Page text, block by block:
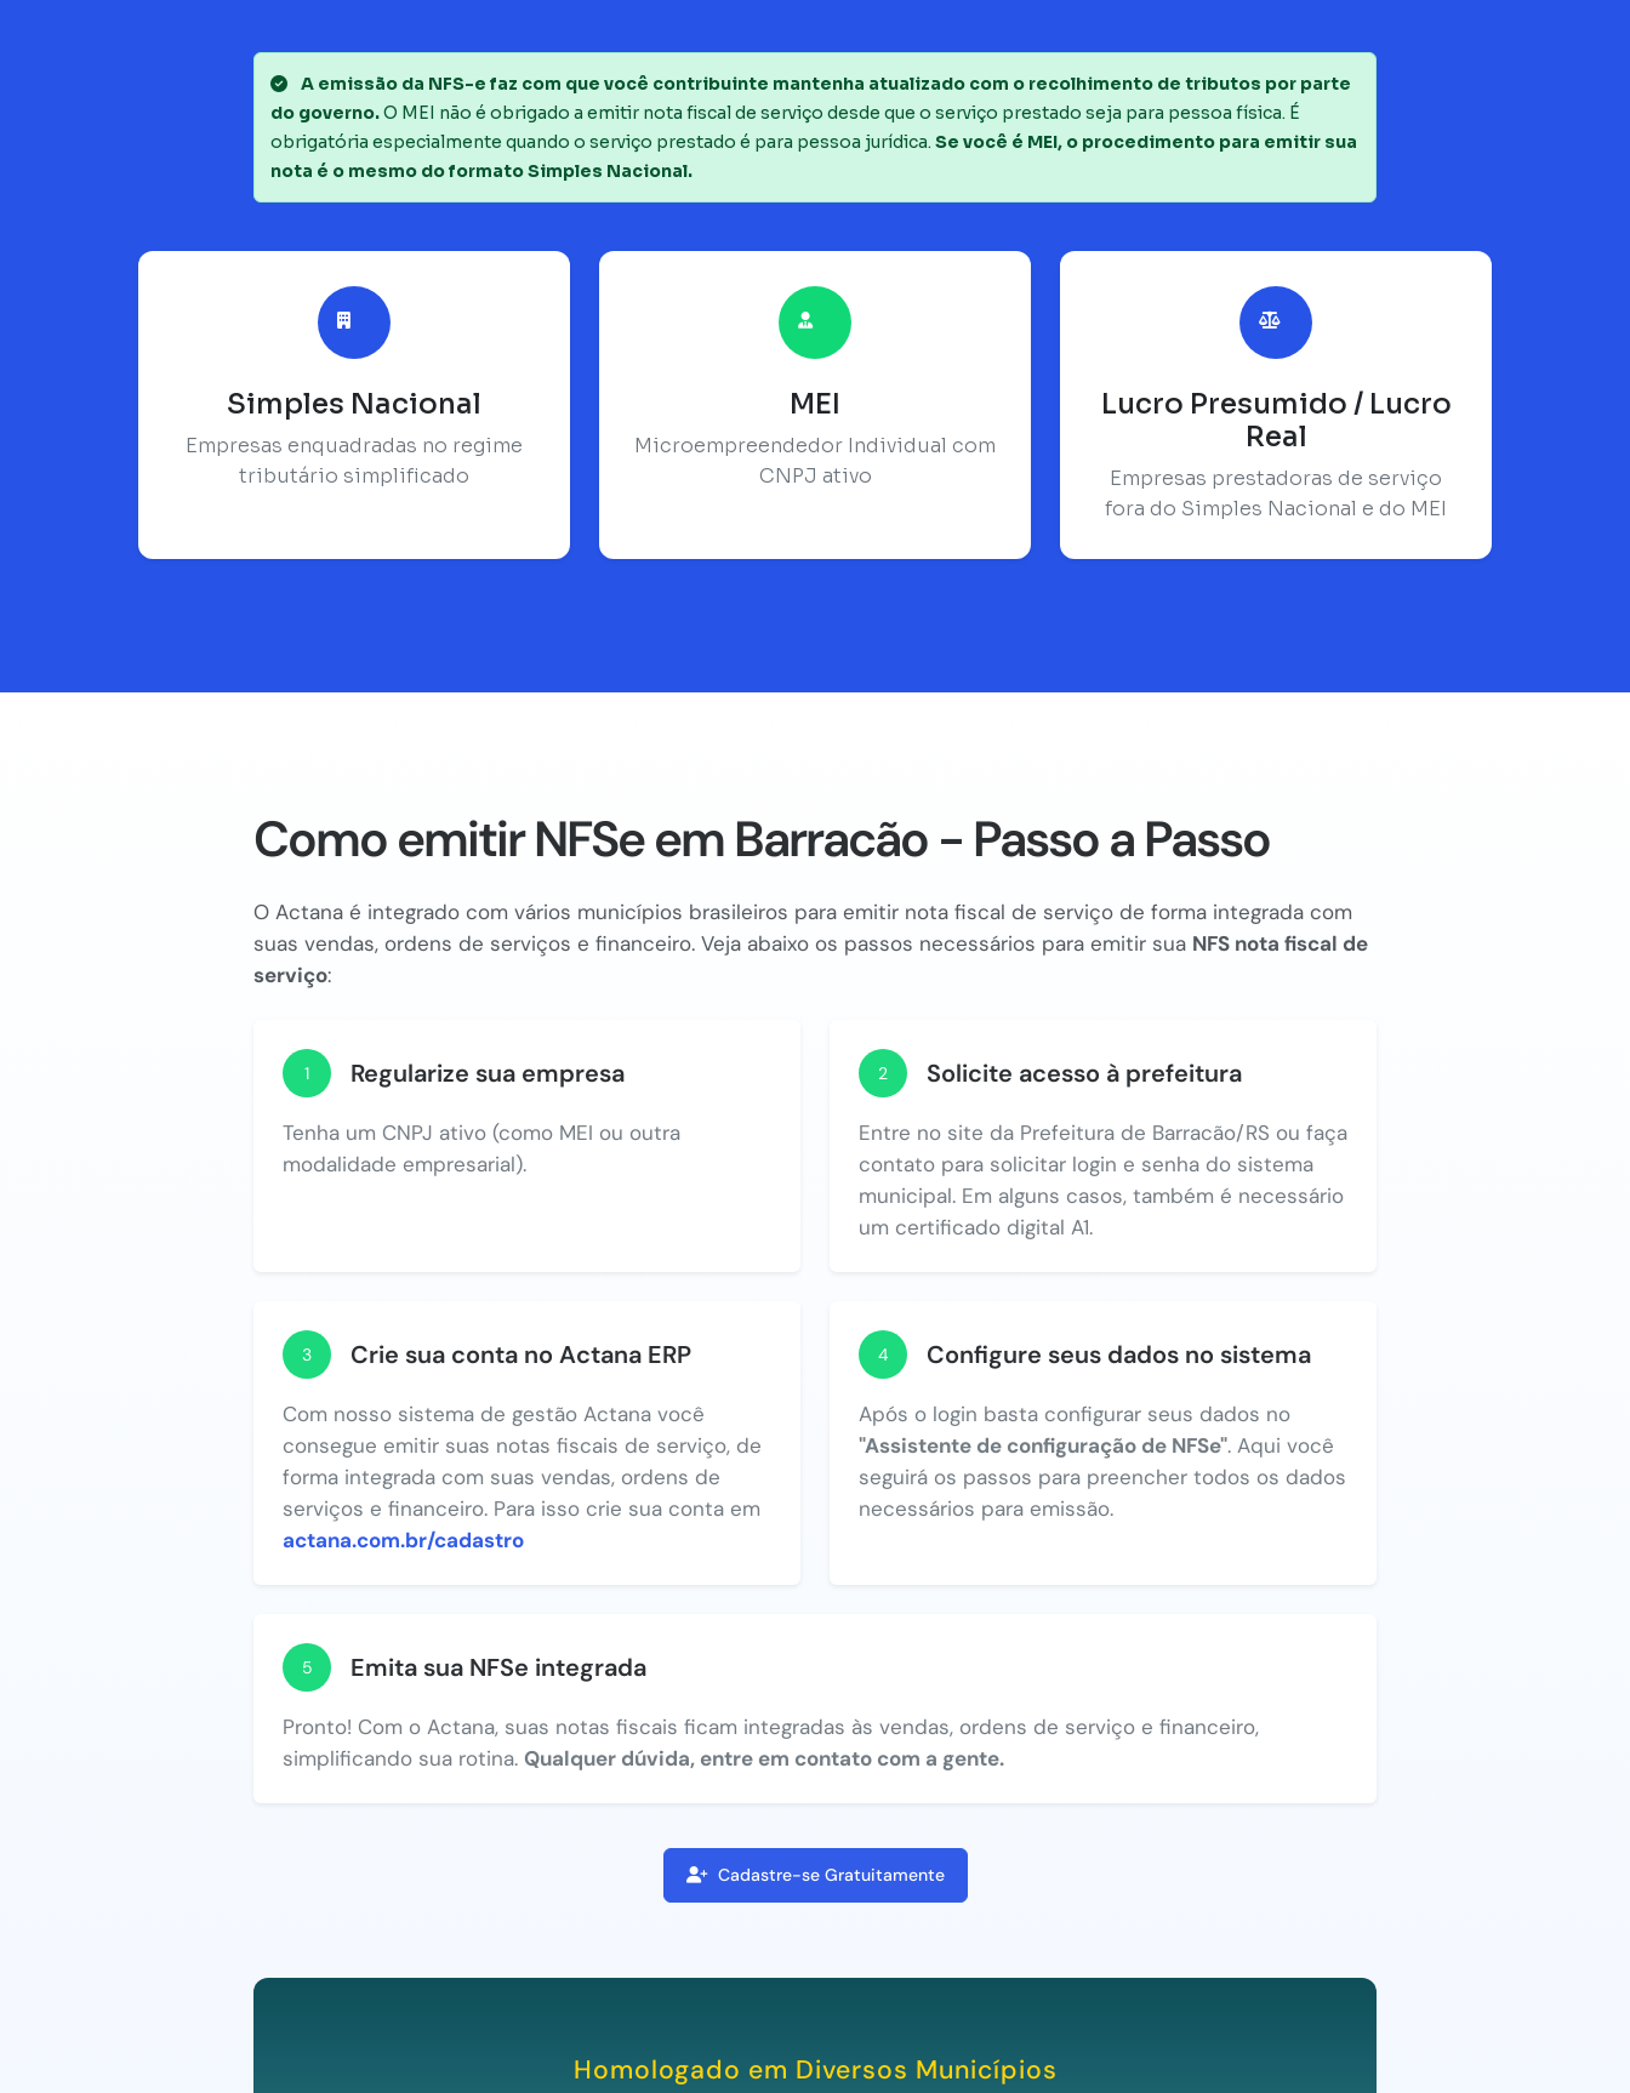
A emissão da NFS-e faz com que você contribuinte mantenha atualizado com o recolhimento de tributos por parte
do governo.O MEI não é obrigado a emitir nota fiscal de serviço desde que o serviço prestado seja para pessoa física. É
obrigatória especialmente quando o serviço prestado é para pessoa jurídica. Se você é MEI, o procedimento para emitir sua
nota é o mesmo do formato Simples Nacional.
Simples Nacional
Empresas enquadradas no regime
tributário simplificado
MEI
Microempreendedor Individual com
CNPJ ativo
Lucro Presumido / Lucro
Real
Empresas prestadoras de serviço
fora do Simples Nacional e do MEI
Como emitir NFSe em Barracão - Passo a Passo
O Actana é integrado com vários municípios brasileiros para emitir nota fiscal de serviço de forma integrada com
suas vendas, ordens de serviços e financeiro. Veja abaixo os passos necessários para emitir sua NFS nota fiscal de
serviço:
1 Regularize sua empresa
Tenha um CNPJ ativo (como MEI ou outra
modalidade empresarial).
2 Solicite acesso à prefeitura
Entre no site da Prefeitura de Barracão/RS ou faça
contato para solicitar login e senha do sistema
municipal. Em alguns casos, também é necessário
um certificado digital A1.
3 Crie sua conta no Actana ERP
Com nosso sistema de gestão Actana você
consegue emitir suas notas fiscais de serviço, de
forma integrada com suas vendas, ordens de
serviços e financeiro. Para isso crie sua conta em
actana.com.br/cadastro
4 Configure seus dados no sistema
Após o login basta configurar seus dados no
"Assistente de configuração de NFSe". Aqui você
seguirá os passos para preencher todos os dados
necessários para emissão.
5 Emita sua NFSe integrada
Pronto! Com o Actana, suas notas fiscais ficam integradas às vendas, ordens de serviço e financeiro,
simplificando sua rotina. Qualquer dúvida, entre em contato com a gente.
Cadastre-se Gratuitamente
Homologado em Diversos Municípios